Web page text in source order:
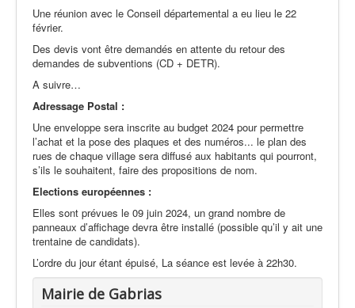
Une réunion avec le Conseil départemental a eu lieu le 22
février.
Des devis vont être demandés en attente du retour des
demandes de subventions (CD + DETR).
A suivre…
Adressage Postal :
Une enveloppe sera inscrite au budget 2024 pour permettre
l’achat et la pose des plaques et des numéros... le plan des
rues de chaque village sera diffusé aux habitants qui pourront,
s’ils le souhaitent, faire des propositions de nom.
Elections européennes :
Elles sont prévues le 09 juin 2024, un grand nombre de
panneaux d’affichage devra être installé (possible qu’il y ait une
trentaine de candidats).
L’ordre du jour étant épuisé, La séance est levée à 22h30.
Mairie de Gabrias